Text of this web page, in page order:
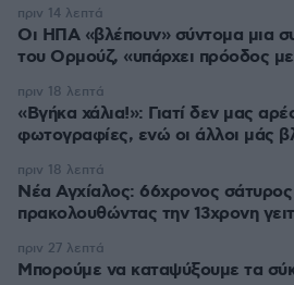
Οι ΗΠΑ «βλέπουν» σύντομα μια συμφωνία για τα Στενά
του Ορμούζ, «υπάρχει πρόοδος
πριν 14 λεπτά
«Βγήκα χάλια!»: Γιατί δεν μας
φωτογραφίες, ενώ οι άλλοι μάς
πριν 18 λεπτά
Νέα Αγχίαλος: 66χρονος σάτυρος
πρακολουθώντας την 13χρονη
πριν 18 λεπτά
Μπορούμε να καταψύξουμε τα
πριν 27 λεπτά